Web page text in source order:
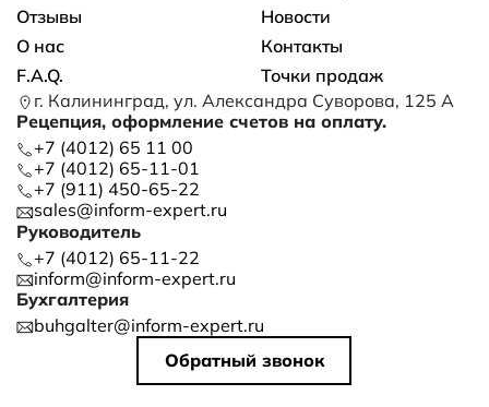
Отзывы
Новости
О нас
Контакты
F.A.Q.
Точки продаж
г. Калининград, ул. Александра Суворова, 125 А
Рецепция, оформление счетов на оплату.
+7 (4012) 65 11 00
+7 (4012) 65-11-01
+7 (911) 450-65-22
sales@inform-expert.ru
Руководитель
+7 (4012) 65-11-22
inform@inform-expert.ru
Бухгалтерия
buhgalter@inform-expert.ru
Обратный звонок